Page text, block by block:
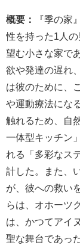
概要：
『季の家
性を持った1人
望む小さな家で
欲や発達の遅れ
は彼のために、
や運動療法にな
触れるため、自
一体型キッチン
れる「多彩なス
計した。また、
が、彼への救い
らは、オホーツ
は、かつてアイ
聖な舞台であっ